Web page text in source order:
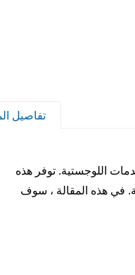
تفاصيل
اللوجستية. توفر هذه
في هذه المقالة ، سوف